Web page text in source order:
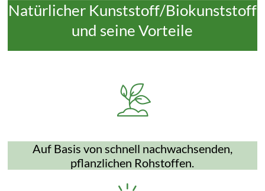
Natürlicher Kunststoff/Biokunststoff
und seine Vorteile
Auf Basis von schnell nachwachsenden,
pflanzlichen Rohstoffen.